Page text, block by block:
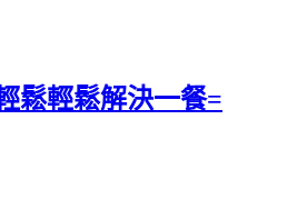
鬆輕鬆解決一餐=